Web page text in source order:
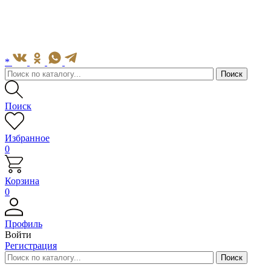
*
Поиск
Избранное
0
Корзина
0
Профиль
Войти
Регистрация